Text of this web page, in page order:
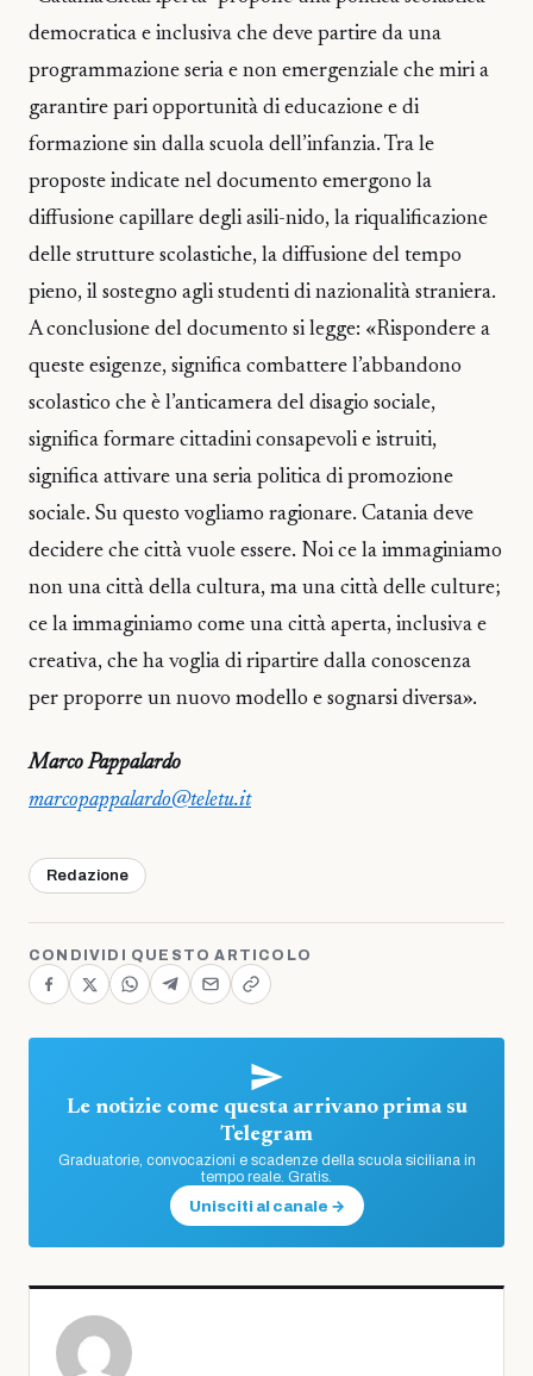
democratica e inclusiva che deve partire da una
programmazione seria e non emergenziale che miri a
garantire pari opportunità di educazione e di
formazione sin dalla scuola dell’infanzia. Tra le
proposte indicate nel documento emergono la
diffusione capillare degli asili-nido, la riqualificazione
delle strutture scolastiche, la diffusione del tempo
pieno, il sostegno agli studenti di nazionalità straniera.
A conclusione del documento si legge: «Rispondere a
queste esigenze, significa combattere l’abbandono
scolastico che è l’anticamera del disagio sociale,
significa formare cittadini consapevoli e istruiti,
significa attivare una seria politica di promozione
sociale. Su questo vogliamo ragionare. Catania deve
decidere che città vuole essere. Noi ce la immaginiamo
non una città della cultura, ma una città delle culture;
ce la immaginiamo come una città aperta, inclusiva e
creativa, che ha voglia di ripartire dalla conoscenza
per proporre un nuovo modello e sognarsi diversa».
Marco Pappalardo
marcopappalardo@teletu.it
Redazione
CONDIVIDI QUESTO ARTICOLO
Le notizie come questa arrivano prima su
Telegram
Graduatorie, convocazioni e scadenze della scuola siciliana in
tempo reale. Gratis.
Unisciti al canale →